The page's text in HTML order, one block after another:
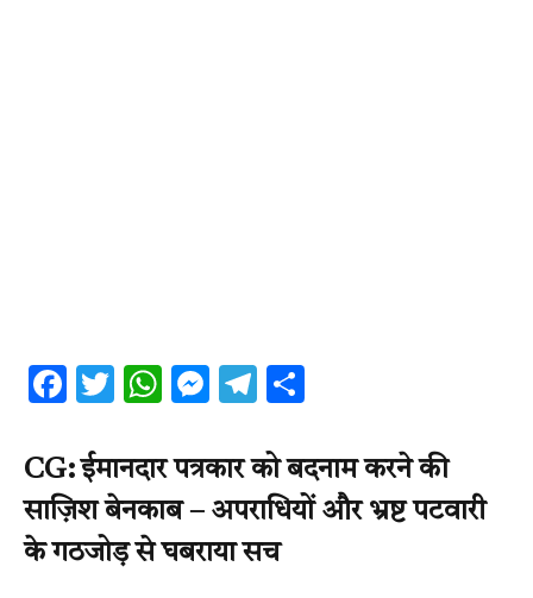
Facebook
Twitter
WhatsApp
Messenger
Telegram
CG: ईमानदार पत्रकार को बदनाम करने की
साज़िश बेनकाब – अपराधियों और भ्रष्ट पटवारी
के गठजोड़ से घबराया सच